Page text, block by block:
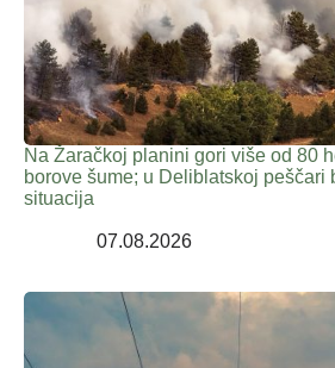
Na Žaračkoj planini gori više od 80
borove šume; u Deliblatskoj peščari
situacija
07.08.2026